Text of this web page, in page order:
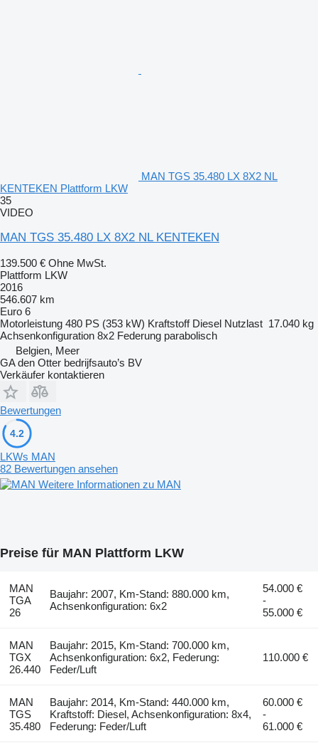
MAN TGS 35.480 LX 8X2 NL
KENTEKEN Plattform LKW
35
VIDEO
MAN TGS 35.480 LX 8X2 NL KENTEKEN
139.500 € Ohne MwSt.
Plattform LKW
2016
546.607 km
Euro 6
Motorleistung 480 PS (353 kW) Kraftstoff Diesel Nutzlast 17.040 kg
Achsenkonfiguration 8x2 Federung parabolisch
Belgien, Meer
GA den Otter bedrijfsauto’s BV
Verkäufer kontaktieren
Bewertungen
4.2
LKWs MAN
82 Bewertungen ansehen
Weitere Informationen zu MAN
Preise für MAN Plattform LKW
MAN
TGA
26
Baujahr: 2007, Km-Stand: 880.000 km,
Achsenkonfiguration: 6x2
54.000 €
-
55.000 €
MAN
TGX
26.440
Baujahr: 2015, Km-Stand: 700.000 km,
Achsenkonfiguration: 6x2, Federung:
Feder/Luft
110.000 €
MAN
TGS
35.480
Baujahr: 2014, Km-Stand: 440.000 km,
Kraftstoff: Diesel, Achsenkonfiguration: 8x4,
Federung: Feder/Luft
60.000 €
-
61.000 €